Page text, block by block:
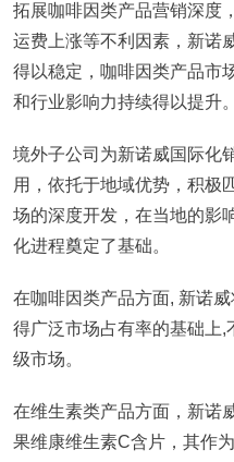
拓展咖啡因类产品营销深度
运费上涨等不利因素，新诺
得以稳定，咖啡因类产品市
和行业影响力持续得以提升。
境外子公司为新诺威国际化
用，依托于地域优势，积极
场的深度开发，在当地的影
化进程奠定了基础。
在咖啡因类产品方面, 新诺
得广泛市场占有率的基础上
级市场。
在维生素类产品方面，新诺
果维康维生素C含片，其作